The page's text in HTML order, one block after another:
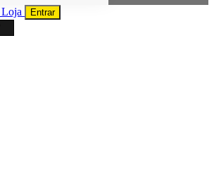
Loja Entrar